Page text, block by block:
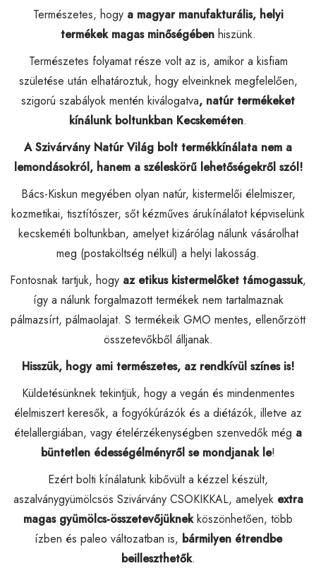
Természetes, hogy a magyar manufakturális, helyi
termékek magas minőségében hiszünk.
Természetes folyamat része volt az is, amikor a kisfiam
születése után elhatároztuk, hogy elveinknek megfelelően,
szigorú szabályok mentén kiválogatva, natúr termékeket
kínálunk boltunkban Kecskeméten.
A Szivárvány Natúr Világ bolt termékkínálata nem a
lemondásokról, hanem a széleskörű lehetőségekről szól!
Bács-Kiskun megyében olyan natúr, kistermelői élelmiszer,
kozmetikai, tisztítószer, sőt kézműves árukínálatot képviselünk
kecskeméti boltunkban, amelyet kizárólag nálunk vásárolhat
meg (postaköltség nélkül) a helyi lakosság.
Fontosnak tartjuk, hogy az etikus kistermelőket támogassuk,
így a nálunk forgalmazott termékek nem tartalmaznak
pálmazsírt, pálmaolajat. S termékeik GMO mentes, ellenőrzött
összetevőkből álljanak.
Hisszük, hogy ami természetes, az rendkívül színes is!
Küldetésünknek tekintjük, hogy a vegán és mindenmentes
élelmiszert keresők, a fogyókúrázók és a diétázók, illetve az
ételallergiában, vagy ételérzékenységben szenvedők még a
büntetlen édességélményről se mondjanak le!
Ezért bolti kínálatunk kibővült a kézzel készült,
aszalványgyümölcsös Szivárvány CSOKIKKAL, amelyek extra
magas gyümölcs-összetevőjüknekköszönhetően, több
ízben és paleo változatban is, bármilyen étrendbe
beilleszthetők.